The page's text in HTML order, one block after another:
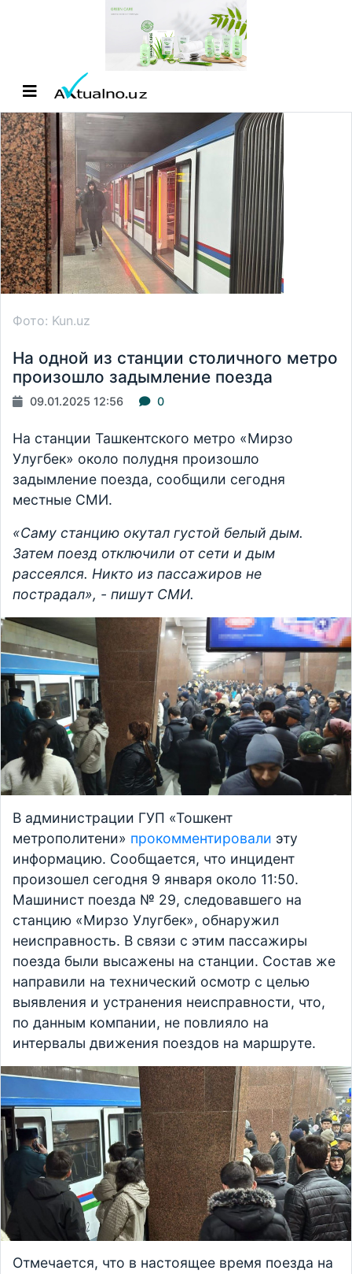
Фото: Kun.uz
На одной из станции столичного метро
произошло задымление поезда
09.01.2025 12:56 0
На станции Ташкентского метро «Мирзо
Улугбек» около полудня произошло
задымление поезда, сообщили сегодня
местные СМИ.
«Саму станцию окутал густой белый дым.
Затем поезд отключили от сети и дым
рассеялся. Никто из пассажиров не
пострадал», - пишут СМИ.
В администрации ГУП «Тошкент
метрополитени» прокомментировали эту
информацию. Сообщается, что инцидент
произошел сегодня 9 января около 11:50.
Машинист поезда № 29, следовавшего на
станцию ​​«Мирзо Улугбек», обнаружил
неисправность. В связи с этим пассажиры
поезда были высажены на станции. Состав же
направили на технический осмотр с целью
выявления и устранения неисправности, что,
по данным компании, не повлияло на
интервалы движения поездов на маршруте.
Отмечается, что в настоящее время поезда на